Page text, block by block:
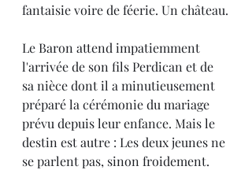
fantaisie voire de féerie. Un château.
Le Baron attend impatiemment
l'arrivée de son fils Perdican et de
sa nièce dont il a minutieusement
préparé la cérémonie du mariage
prévu depuis leur enfance. Mais le
destin est autre : Les deux jeunes ne
se parlent pas, sinon froidement.